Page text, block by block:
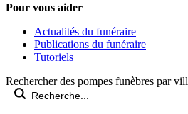
Pour vous aider
Actualités du funéraire
Publications du funéraire
Tutoriels
Rechercher des pompes funèbres par